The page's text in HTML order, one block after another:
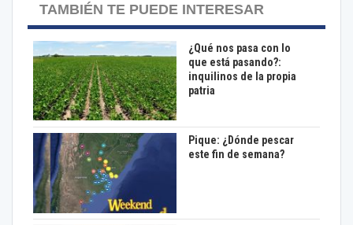
TAMBIÉN TE PUEDE INTERESAR
¿Qué nos pasa con lo
que está pasando?:
inquilinos de la propia
patria
Pique: ¿Dónde pescar
este fin de semana?